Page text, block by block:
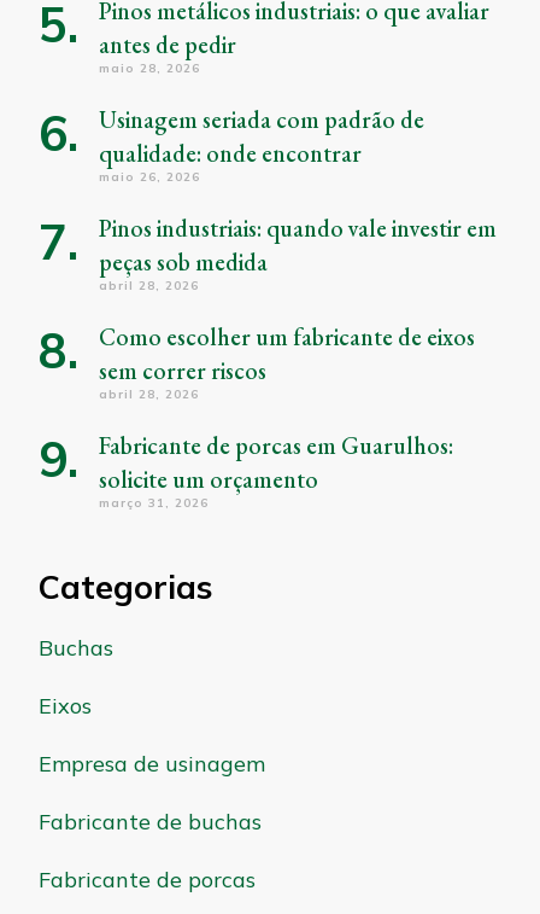
Pinos metálicos industriais: o que avaliar
antes de pedir
maio 28, 2026
Usinagem seriada com padrão de
qualidade: onde encontrar
maio 26, 2026
Pinos industriais: quando vale investir em
peças sob medida
abril 28, 2026
Como escolher um fabricante de eixos
sem correr riscos
abril 28, 2026
Fabricante de porcas em Guarulhos:
solicite um orçamento
março 31, 2026
Categorias
Buchas
Eixos
Empresa de usinagem
Fabricante de buchas
Fabricante de porcas